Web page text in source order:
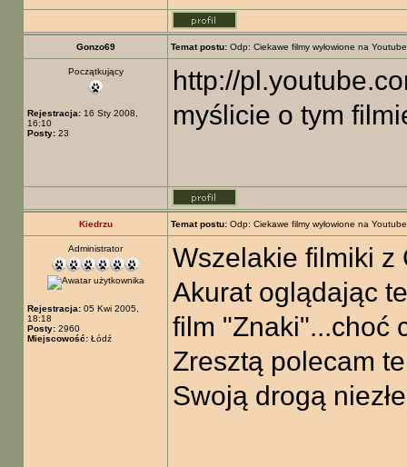
Gonzo69 Temat postu: Odp: Ciekawe filmy wyłowione na Youtube
Początkujący
Rejestracja: 16 Sty 2008,
16:10
Posty: 23
http://
myślicie o tym
Kiedrzu Temat postu: Odp: Ciekawe filmy wyłowione na Youtube
Administrator
Rejestracja: 05 Kwi 2005,
18:18
Posty: 2960
Miejscowość: Łódź
Wszelakie filmiki z
Akurat oglądając
film "Znaki"...choć
Zresztą polecam
Swoją drogą